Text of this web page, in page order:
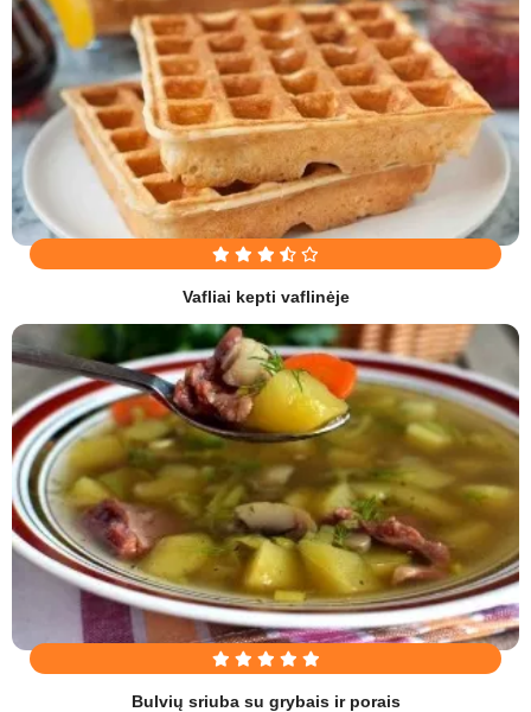
Vafliai kepti vaflinėje
Bulvių sriuba su grybais ir porais